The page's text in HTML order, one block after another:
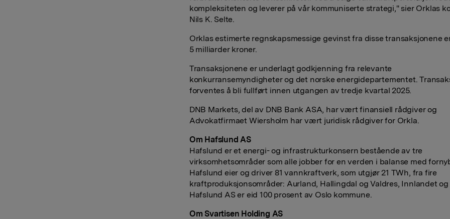
kompleksiteten og leverer på vår kommuniserte strategi," sier Orklas
Nils K. Selte.
Orklas estimerte regnskapsmessige gevinst fra disse transaksjonene
5 milliarder kroner.
Transaksjonene er underlagt godkjenning fra relevante
konkurransemyndigheter og det norske energidepartementet.
forventes å bli fullført innen utgangen av tredje kvartal 2025.
DNB Markets, del av DNB Bank ASA, har vært finansiell rådgiver og
Advokatfirmaet Wiersholm har vært juridisk rådgiver for Orkla.
Om Hafslund AS
Hafslund er et energi- og infrastrukturkonsern bestående av tre
virksomhetsområder som alle jobber for en verden i balanse med
Hafslund eier og driver 81 vannkraftverk, som utgjør 21 TWh, fra fire
kraftproduksjonsområder: Aurland, Hallingdal og Valdres, Innlandet og
Hafslund AS er eid 100 prosent av Oslo kommune.
Om Svartisen Holding AS